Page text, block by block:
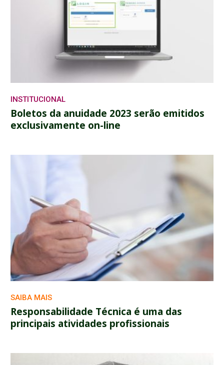
INSTITUCIONAL
Boletos da anuidade 2023 serão emitidos
exclusivamente on-line
SAIBA MAIS
Responsabilidade Técnica é uma das
principais atividades profissionais